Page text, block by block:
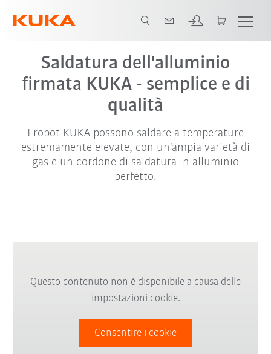
Saldatura dell'alluminio
firmata KUKA - semplice e di
qualità
I robot KUKA possono saldare a temperature
estremamente elevate, con un'ampia varietà di
gas e un cordone di saldatura in alluminio
perfetto.
Questo contenuto non è disponibile a causa delle
impostazioni cookie.
Consentire i cookie